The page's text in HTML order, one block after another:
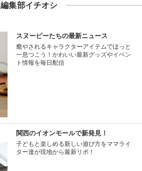
編集部イチオシ
スヌーピーたちの最新ニュース
癒やされるキャラクターアイテムでほっと
一息つこう！かわいい最新グッズやイベン
ト情報を毎日配信
関西のイオンモールで新発見！
子どもと楽しめる新しい遊び方をママライ
ター達が現地から最新リポ！